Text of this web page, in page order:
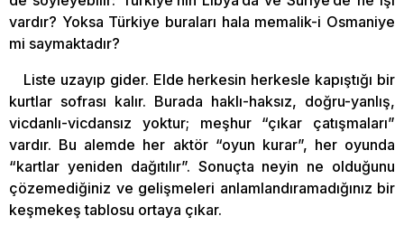
vardır? Yoksa Türkiye buraları hala memalik-i Osmaniye
mi saymaktadır?
Liste uzayıp gider. Elde herkesin herkesle kapıştığı bir
kurtlar sofrası kalır. Burada haklı-haksız, doğru-yanlış,
vicdanlı-vicdansız yoktur; meşhur “çıkar çatışmaları”
vardır. Bu alemde her aktör “oyun kurar”, her oyunda
“kartlar yeniden dağıtılır”. Sonuçta neyin ne olduğunu
çözemediğiniz ve gelişmeleri anlamlandıramadığınız bir
keşmekeş tablosu ortaya çıkar.